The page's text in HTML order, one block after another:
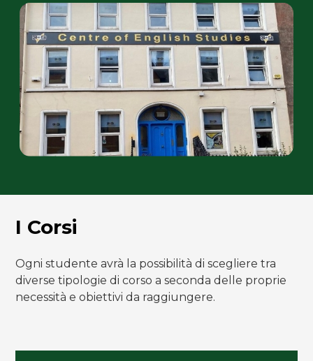
I Corsi
Ogni studente avrà la possibilità di scegliere tra
diverse tipologie di corso a seconda delle proprie
necessità e obiettivi da raggiungere.